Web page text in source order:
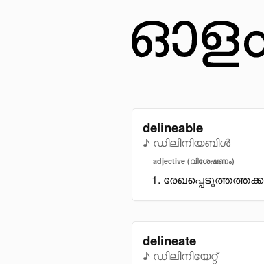
delineable
♪ ഡിലിനിയബിൾ
adjective (വിശേഷണം)
രേഖപ്പെടുത്തത്തക്ക
delineate
♪ ഡിലിനിയേറ്റ്